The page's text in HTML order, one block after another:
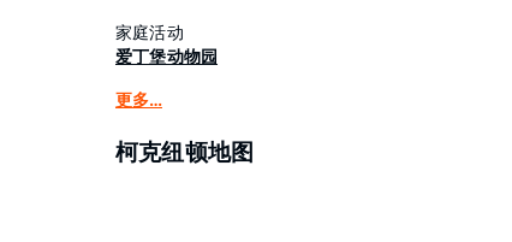
家庭活动
爱丁堡动物园
更多…
柯克纽顿地图